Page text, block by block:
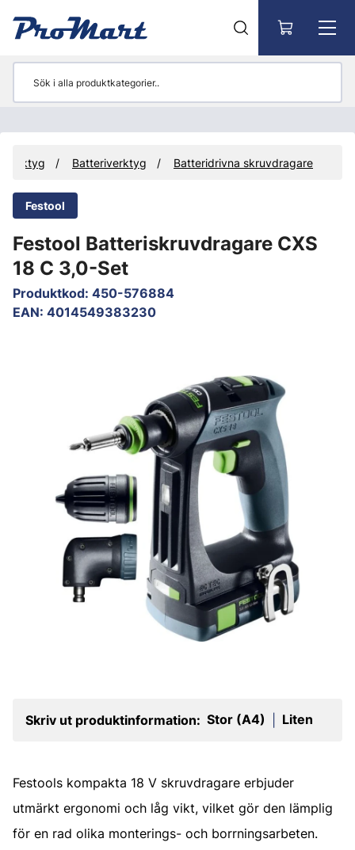
Verktyg Batteriverktyg Batteridrivna skruvdragare
Festool
Festool Batteriskruvdragare CXS
18 C 3,0-Set
Produktkod: 450-576884
EAN: 4014549383230
Skriv ut produktinformation: Stor (A4) Liten
Festools kompakta 18 V skruvdragare erbjuder
utmärkt ergonomi och låg vikt, vilket gör den lämplig
för en rad olika monterings- och borrningsarbeten.